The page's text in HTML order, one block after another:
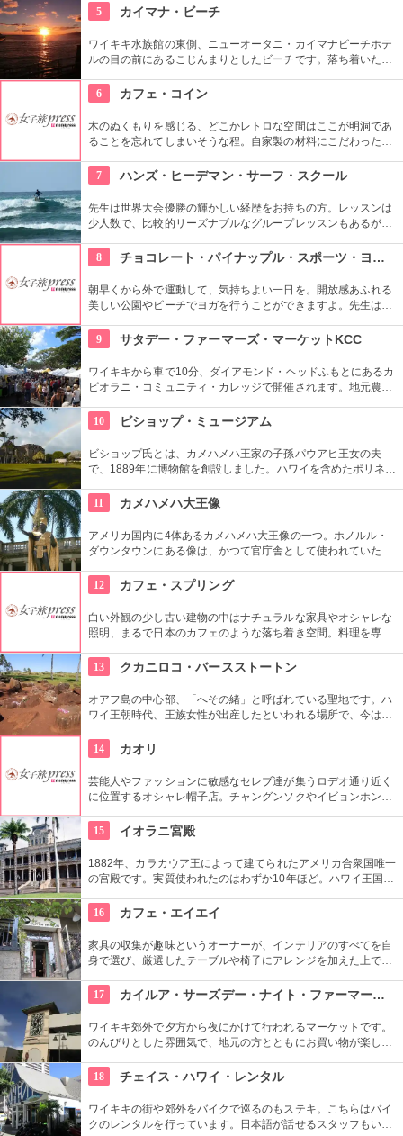
では螺細製品や乗り下など、韓国の伝統工芸品を取り扱い、お
気に入りの１つが見つかるはず。
5 カイマナ・ビーチ
ワイキキ水族館の東側、ニューオータニ・カイマナビーチホテ
ルの目の前にあるこじんまりとしたビーチです。落ち着いた雰
すぐ横には終戦記念プールもあります。
6 カフェ・コイン
木のぬくもりを感じる、どこかレトロな空間はここが明洞であ
ることを忘れてしまいそうな程。自家製の材料にこだわったカ
の「おもてなし」に驚くはず。接客の良さや、お味に、ここは
ホテル？とため息がでてしまうかも。
7 ハンズ・ヒーデマン・サーフ・スクール
先生は世界大会優勝の輝かしい経歴をお持ちの方。レッスンは
少人数で、比較的リーズナブルなグループレッスンもあるが、
心者の方も基本動作からきちんと学んで、いざ海へ！
8 チョコレート・パイナップル・スポーツ・ヨガ・スタジオ
朝早くから外で運動して、気持ちよい一日を。開放感あふれる
美しい公園やビーチでヨガを行うことができますよ。先生は日
芝生エリアで無料のヨガレッスンも行っているので、初心者は
コチラもぜひ。
9 サタデー・ファーマーズ・マーケットKCC
ワイキキから車で10分、ダイアモンド・ヘッドふもとにあるカ
ピオラニ・コミュニティ・カレッジで開催されます。地元農家
食べたくなっちゃいそう。ロコも観光客も多く集まる人気の朝
市なので、売り切れが発生するかも。なるべく早い時間に行っ
てみよう。
10 ビショップ・ミュージアム
ビショップ氏とは、カメハメハ王家の子孫パウアヒ王女の夫
で、1889年に博物館を創設しました。ハワイを含めたポリネシ
や中の吹き抜け、インテリアも見ごたえあります。
11 カメハメハ大王像
アメリカ国内に4体あるカメハメハ大王像の一つ。ホノルル・
ダウンタウンにある像は、かつて官庁舎として使われていた建
がモデルではなく、イケメンだった友人がモデルになったそ
う。
12 カフェ・スプリング
白い外観の少し古い建物の中はナチュラルな家具やオシャレな
照明、まるで日本のカフェのような落ち着き空間。料理を専門
どれもほっとする味わいのものばかり。
13 クカニロコ・バースストートン
オアフ島の中心部、「へその緒」と呼ばれている聖地です。ハ
ワイ王朝時代、王族女性が出産したといわれる場所で、今は子
くさんのエネルギーを浴びて帰ってくださいね。
14 カオリ
芸能人やファッションに敏感なセレブ達が集うロデオ通り近く
に位置するオシャレ帽子店。チャングンソクやイビョンホンな
物も。１つ１つ丁寧にこだわって作られているので丈夫で長持
ち。自分へのお土産にも最適。
15 イオラニ宮殿
1882年、カラカウア王によって建てられたアメリカ合衆国唯一
の宮殿です。実質使われたのはわずか10年ほど。ハワイ王国滅
を経て一般公開されました。豪華絢爛な調度品は当時の4割程
度の数だとか。
16 カフェ・エイエイ
家具の収集が趣味というオーナーが、インテリアのすべてを自
身で選び、厳選したテーブルや椅子にアレンジを加えた上で店
併設しています。そんな広くオシャレな店内ではコーヒーやス
イーツ、サンドイッチなども頂けます。
17 カイルア・サーズデー・ナイト・ファーマーズ・マーケット
ワイキキ郊外で夕方から夜にかけて行われるマーケットです。
のんびりとした雰囲気で、地元の方とともにお買い物が楽しめ
ワイ産のおいしいグルメが勢ぞろい。ちょうど、早めのディナ
ーに利用できそうですね。
18 チェイス・ハワイ・レンタル
ワイキキの街や郊外をバイクで巡るのもステキ。こちらはバイ
クのレンタルを行っています。日本語が話せるスタッフもいる